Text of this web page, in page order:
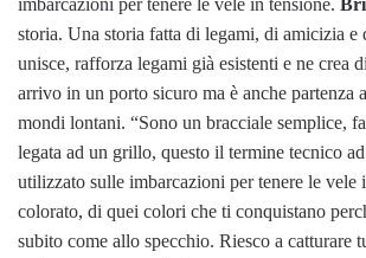
storia. Una storia fatta di legami, di amicizia e
unisce, rafforza legami già esistenti e ne crea
arrivo in un porto sicuro ma è anche partenza
mondi lontani. “Sono un bracciale semplice,
legata ad un grillo, questo il termine tecnico
utilizzato sulle imbarcazioni per tenere le vele
colorato, di quei colori che ti conquistano
subito come allo specchio. Riesco a catturare